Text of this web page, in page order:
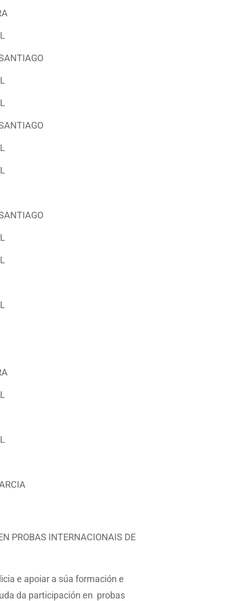
PROBAS INTERNACIONAIS DE
e apoiar a súa formación e
da participación en probas